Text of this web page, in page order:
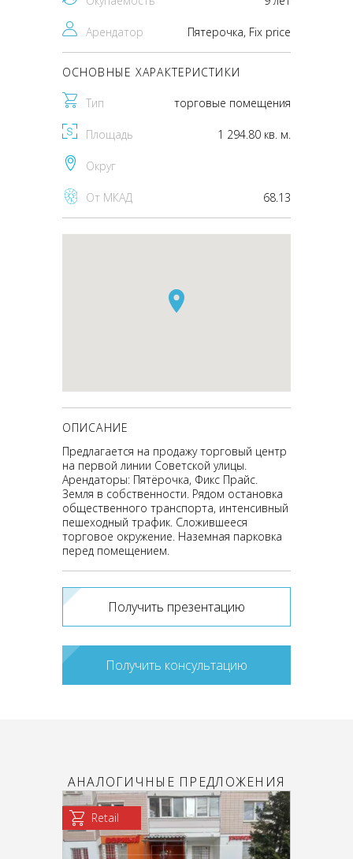
Арендатор Пятерочка, Fix price
ОСНОВНЫЕ ХАРАКТЕРИСТИКИ
Тип торговые помещения
Площадь 1 294.80 кв. м.
Округ
От МКАД 68.13
ОПИСАНИЕ
Предлагается на продажу торговый центр
на первой линии Советской улицы.
Арендаторы: Пятёрочка, Фикс Прайс.
Земля в собственности. Рядом остановка
общественного транспорта, интенсивный
пешеходный трафик. Сложившееся
торговое окружение. Наземная парковка
перед помещением.
Получить презентацию
Получить консультацию
АНАЛОГИЧНЫЕ ПРЕДЛОЖЕНИЯ
Retail